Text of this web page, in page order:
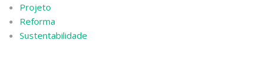
Projeto
Reforma
Sustentabilidade